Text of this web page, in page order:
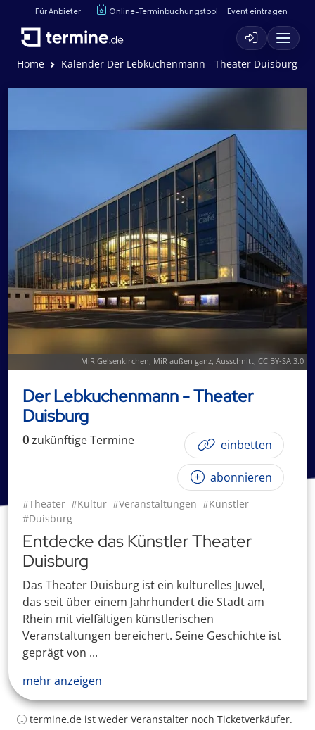
Für Anbieter Online-Terminbuchungstool Event eintragen
Home Kalender Der Lebkuchenmann - Theater Duisburg
MiR Gelsenkirchen, MiR außen ganz, Ausschnitt, CC BY-SA 3.0
Der Lebkuchenmann - Theater
Duisburg
0zukünftigeTermine einbetten
abonnieren
#Theater #Kultur #Veranstaltungen #Künstler
#Duisburg
Entdecke das Künstler Theater
Duisburg
Das Theater Duisburg ist ein kulturelles Juwel,
das seit über einem Jahrhundert die Stadt am
Rhein mit vielfältigen künstlerischen
Veranstaltungen bereichert. Seine Geschichte ist
geprägt von ...
mehr anzeigen
termine.de ist weder Veranstalter noch Ticketverkäufer.